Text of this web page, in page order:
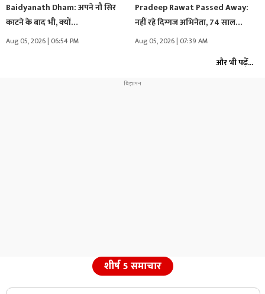
Baidyanath Dham: अपने नौ सिर
काटने के बाद भी, क्यों…
Aug 05, 2026 | 06:54 PM
Pradeep Rawat Passed Away:
नहीं रहे दिग्गज अभिनेता, 74 साल…
Aug 05, 2026 | 07:39 AM
और भी पढ़ें...
शीर्ष 5 समाचार